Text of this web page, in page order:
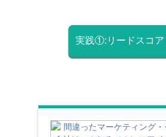
実践①:リードスコア